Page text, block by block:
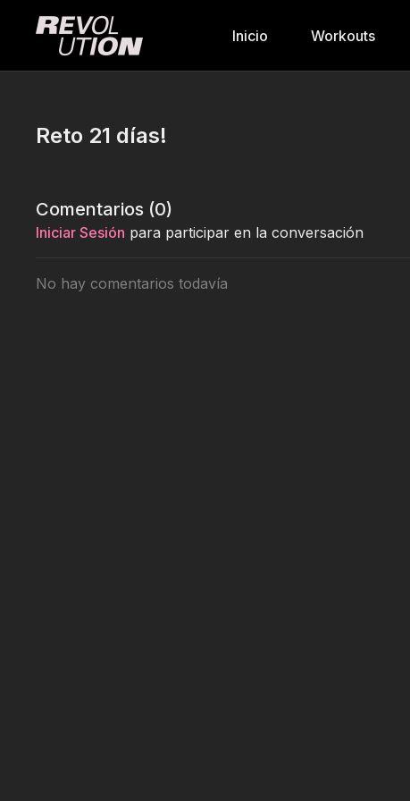
Inicio Workouts
Reto 21 días!
Comentarios (0)
Iniciar Sesión para participar en la conversación
No hay comentarios todavía